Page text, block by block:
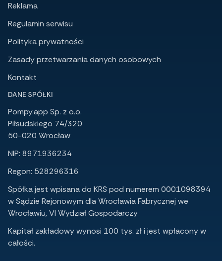
Reklama
Regulamin serwisu
Polityka prywatności
Zasady przetwarzania danych osobowych
Kontakt
DANE SPÓŁKI
Pompy.app Sp. z o.o.
Piłsudskiego 74/320
50-020 Wrocław
NIP: 8971936234
Regon: 528296316
Spółka jest wpisana do KRS pod numerem 0001098394
w Sądzie Rejonowym dla Wrocławia Fabrycznej we
Wrocławiu, VI Wydział Gospodarczy
Kapitał zakładowy wynosi 100 tys. zł i jest wpłacony w
całości.